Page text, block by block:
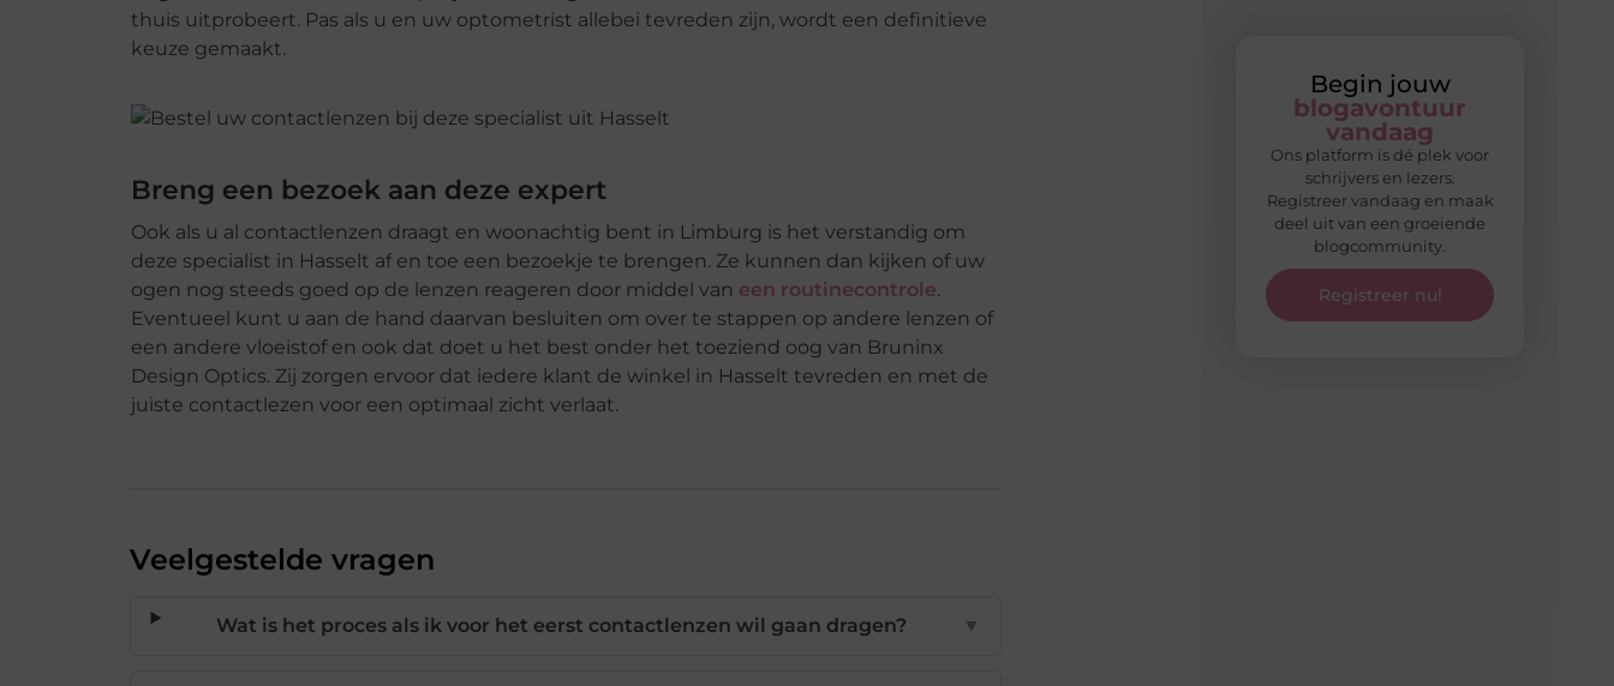
Begin jouw
blogavontuur
vandaag
Ons platform is dé plek voor
schrijvers en lezers.
Registreer vandaag en maak
deel uit van een groeiende
blogcommunity.
Registreer nu!
thuis uitprobeert. Pas als u en uw optometrist allebei tevreden zijn, wordt een definitieve
keuze gemaakt.
Breng een bezoek aan deze expert
Ook als u al contactlenzen draagt en woonachtig bent in Limburg is het verstandig om
deze specialist in Hasselt af en toe een bezoekje te brengen. Ze kunnen dan kijken of uw
ogen nog steeds goed op de lenzen reageren door middel van een routinecontrole.
Eventueel kunt u aan de hand daarvan besluiten om over te stappen op andere lenzen of
een andere vloeistof en ook dat doet u het best onder het toeziend oog van Bruninx
Design Optics. Zij zorgen ervoor dat iedere klant de winkel in Hasselt tevreden en met de
juiste contactlezen voor een optimaal zicht verlaat.
Veelgestelde vragen
Wat is het proces als ik voor het eerst contactlenzen wil gaan dragen? ▼